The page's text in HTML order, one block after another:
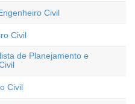
Civil
Civil
de Planejamento e
Civil